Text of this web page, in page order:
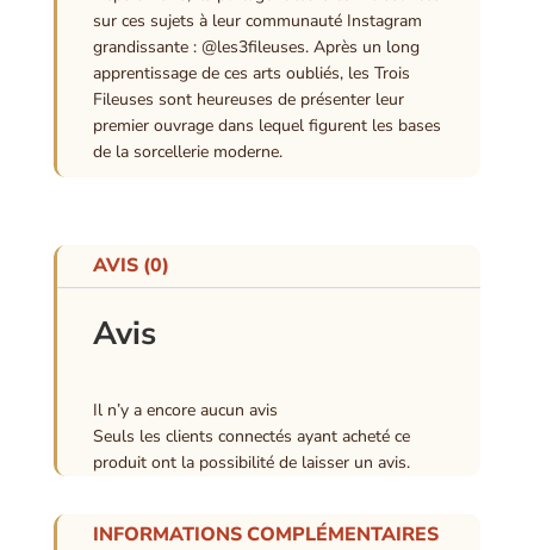
sur ces sujets à leur communauté Instagram
grandissante : @les3fileuses. Après un long
apprentissage de ces arts oubliés, les Trois
Fileuses sont heureuses de présenter leur
premier ouvrage dans lequel figurent les bases
de la sorcellerie moderne.
AVIS (0)
Avis
Il n’y a encore aucun avis
Seuls les clients connectés ayant acheté ce
produit ont la possibilité de laisser un avis.
INFORMATIONS COMPLÉMENTAIRES